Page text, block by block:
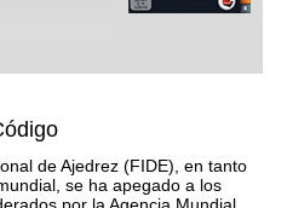
de Ajedrez (FIDE), en tanto
se ha apegado a los